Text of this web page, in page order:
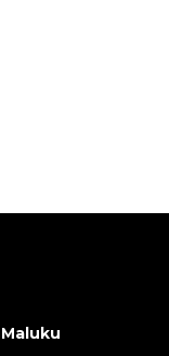
Maluku